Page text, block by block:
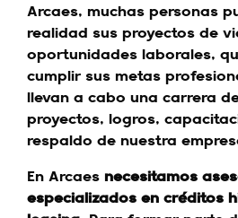
Arcaes, muchas personas
realidad sus proyectos de
oportunidades laborales,
cumplir sus metas
llevan a cabo una carrera
proyectos, logros,
respaldo de nuestra
En Arcaes necesitamos
especializados en créditos